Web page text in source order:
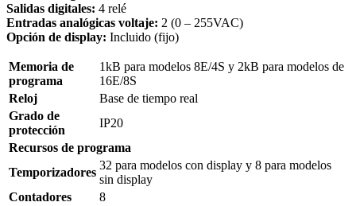
Salidas digitales: 4 relé
Entradas analógicas voltaje: 2 (0 – 255VAC)
Opción de display: Incluido (fijo)
Memoria de
programa
1kB para modelos 8E/4S y 2kB para modelos de
16E/8S
Reloj
Base de tiempo real
Grado de
protección
IP20
Recursos de programa
Temporizadores
32 para modelos con display y 8 para modelos
sin display
Contadores
8